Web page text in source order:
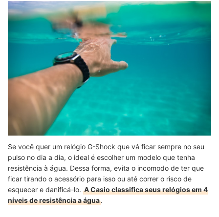
Se você quer um relógio G-Shock que vá ficar sempre no seu
pulso no dia a dia, o ideal é escolher um modelo que tenha
resistência à água. Dessa forma, evita o incomodo de ter que
ficar tirando o acessório para isso ou até correr o risco de
esquecer e danificá-lo. A Casio classifica seus relógios em 4
níveis de resistência a água.